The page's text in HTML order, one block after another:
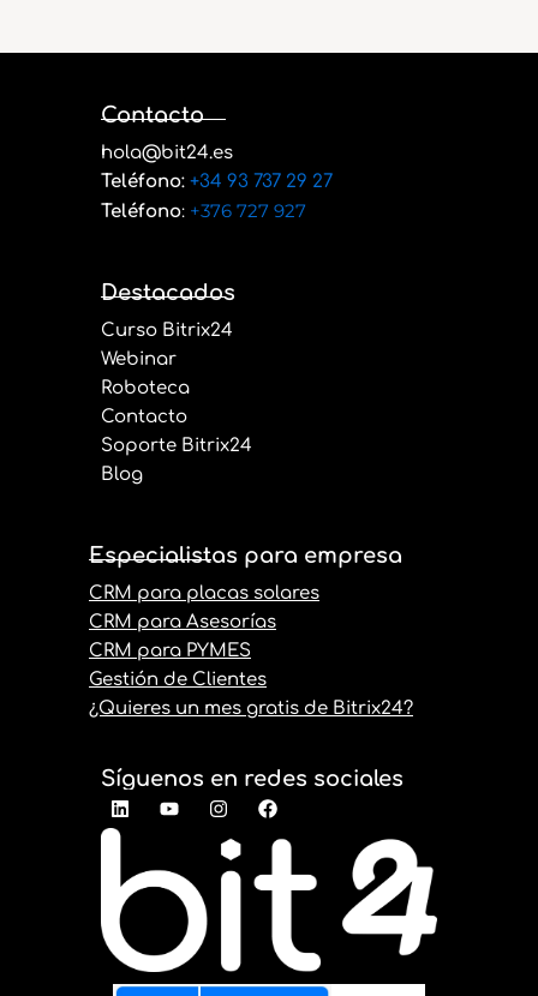
Contacto
hola@bit24.es
Teléfono: +34 93 737 29 27
Teléfono: +376 727 927
Destacados
Curso Bitrix24
Webinar
Roboteca
Contacto
Soporte Bitrix24
Blog
Especialistas para empresa
CRM para placas solares
CRM para Asesorías
CRM para PYMES
Gestión de Clientes
¿Quieres un mes gratis de Bitrix24?
Síguenos en redes sociales
L
i
n
e
d
i
n
Y
o
u
b
I
n
s
t
a
F
a
c
e
b
o